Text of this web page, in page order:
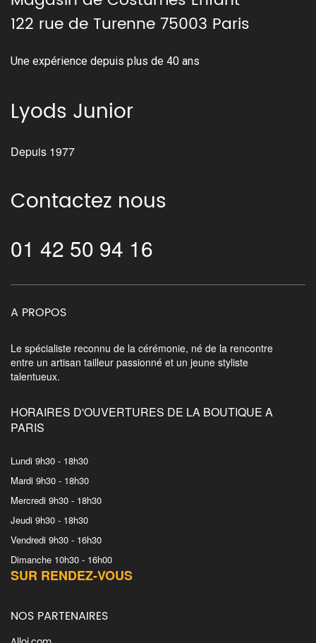
122 rue de Turenne 75003 Paris
Une expérience depuis plus de 40 ans
Lyods Junior
Depuis 1977
Contactez nous
01 42 50 94 16
A PROPOS
Le spécialiste reconnu de la cérémonie, né de la rencontre
entre un artisan tailleur passionné et un jeune styliste
talentueux.
HORAIRES D'OUVERTURES DE LA BOUTIQUE A
PARIS
Lundi 9h30 - 18h30
Mardi 9h30 - 18h30
Mercredi 9h30 - 18h30
Jeudi 9h30 - 18h30
Vendredi 9h30 - 16h30
Dimanche 10h30 - 16h00
SUR RENDEZ-VOUS
NOS PARTENAIRES